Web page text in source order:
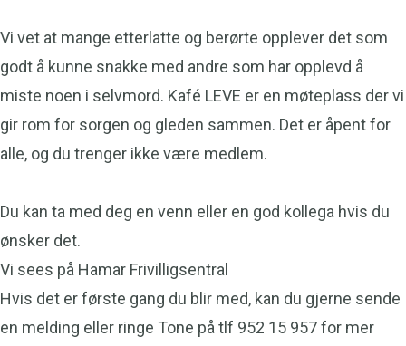
Vi vet at mange etterlatte og berørte opplever det som
godt å kunne snakke med andre som har opplevd å
miste noen i selvmord. Kafé LEVE er en møteplass der vi
gir rom for sorgen og gleden sammen. Det er åpent for
alle, og du trenger ikke være medlem.
Du kan ta med deg en venn eller en god kollega hvis du
ønsker det.
Vi sees på Hamar Frivilligsentral
Hvis det er første gang du blir med, kan du gjerne sende
en melding eller ringe Tone på tlf 952 15 957 for mer